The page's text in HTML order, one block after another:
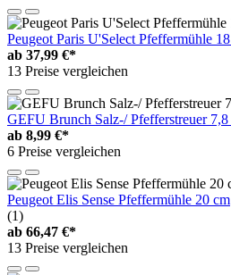
Peugeot Paris U'Select Pfeffermühle
ab 37,99 €*
13 Preise vergleichen
GEFU Brunch Salz-/ Pfefferstreuer
ab 8,99 €*
6 Preise vergleichen
Peugeot Elis Sense Pfeffermühle 20 cm
(1)
ab 66,47 €*
13 Preise vergleichen